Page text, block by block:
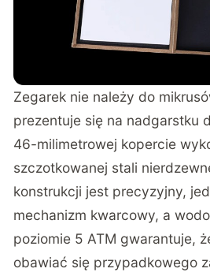
Zegarek nie należy do
prezentuje się na nadgarstku
46-milimetrowej kopercie
szczotkowanej stali
konstrukcji jest precyzyjny,
mechanizm kwarcowy, a
poziomie 5 ATM gwarantuje,
obawiać się przypadkowego